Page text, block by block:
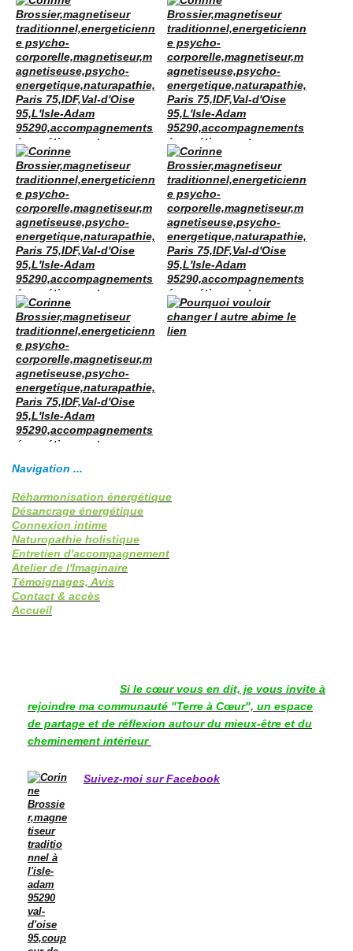
Navigation ...
Réharmonisation énergétique
Désancrage énergétique
Connexion intime
Naturopathie holistique
Entretien d'accompagnement
Atelier de l'Imaginaire
Témoignages, Avis
Contact & accès
Accueil
Si le cœur vous en dit, je vous invite à
rejoindre ma communauté "Terre à Cœur", un espace
de partage et de réflexion autour du mieux-être et du
cheminement intérieur
Suivez-moi sur Facebook